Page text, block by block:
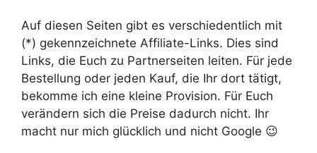
Auf diesen Seiten gibt es verschiedentlich mit
(*) gekennzeichnete Affiliate-Links. Dies sind
Links, die Euch zu Partnerseiten leiten. Für jede
Bestellung oder jeden Kauf, die Ihr dort tätigt,
bekomme ich eine kleine Provision. Für Euch
verändern sich die Preise dadurch nicht. Ihr
macht nur mich glücklich und nicht Google 😉